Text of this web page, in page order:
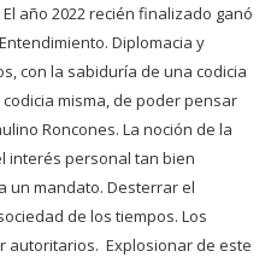
año 2022 recién finalizado ganó
Diplomacia y
con la sabiduría de una codicia
misma, de poder pensar
Roncones. La noción de la
interés personal tan bien
un mandato. Desterrar el
de los tiempos. Los
autoritarios. Explosionar de este